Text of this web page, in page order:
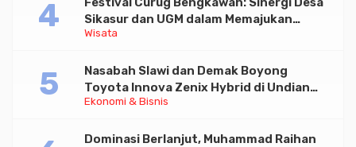
Wisata
Sikasur dan UGM dalam Memajukan
Wisata serta UMKM Lokal
Ekonomi & Bisnis
Nasabah Slawi dan Demak Boyong
Toyota Innova Zenix Hybrid di Undian
Tabungan Bima Bank Jateng
Dominasi Berlanjut, Muhammad Raihan